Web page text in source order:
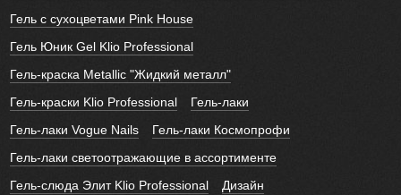
Гель с сухоцветами Pink House
Гель Юник Gel Klio Professional
Гель-краска Metallic "Жидкий металл"
Гель-краски Klio Professional
Гель-лаки
Гель-лаки Vogue Nails
Гель-лаки Космопрофи
Гель-лаки светоотражающие в ассортименте
Гель-слюда Элит Klio Professional
Дизайн